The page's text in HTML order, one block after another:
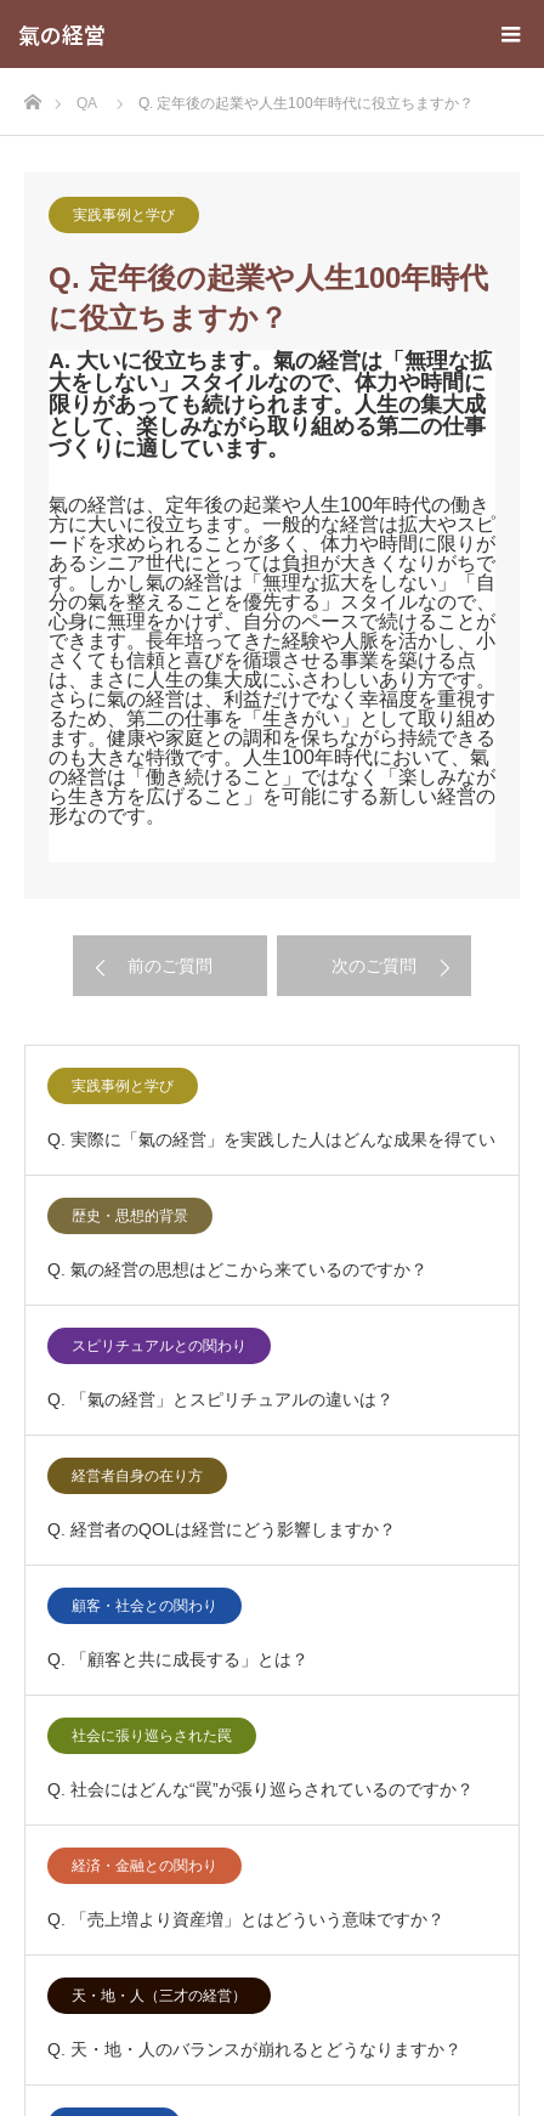
氣の経営
ホームQA Q. 定年後の起業や人生100年時代に役立ちますか？
実践事例と学び
Q. 定年後の起業や人生100年時代
に役立ちますか？
A. 大いに役立ちます。氣の経営は「無理な拡
大をしない」スタイルなので、体力や時間に
限りがあっても続けられます。人生の集大成
として、楽しみながら取り組める第二の仕事
づくりに適しています。
氣の経営は、定年後の起業や人生100年時代の働き
方に大いに役立ちます。一般的な経営は拡大やスピ
ードを求められることが多く、体力や時間に限りが
あるシニア世代にとっては負担が大きくなりがちで
す。しかし氣の経営は「無理な拡大をしない」「自
分の氣を整えることを優先する」スタイルなので、
心身に無理をかけず、自分のペースで続けることが
できます。長年培ってきた経験や人脈を活かし、小
さくても信頼と喜びを循環させる事業を築ける点
は、まさに人生の集大成にふさわしいあり方です。
さらに氣の経営は、利益だけでなく幸福度を重視す
るため、第二の仕事を「生きがい」として取り組め
ます。健康や家庭との調和を保ちながら持続できる
のも大きな特徴です。人生100年時代において、氣
の経営は「働き続けること」ではなく「楽しみなが
ら生き方を広げること」を可能にする新しい経営の
形なのです。
前のご質問 次のご質問
実践事例と学び
Q. 実際に「氣の経営」を実践した人はどんな成果を得てい
ますか？
歴史・思想的背景
Q. 氣の経営の思想はどこから来ているのですか？
スピリチュアルとの関わり
Q. 「氣の経営」とスピリチュアルの違いは？
経営者自身の在り方
Q. 経営者のQOLは経営にどう影響しますか？
顧客・社会との関わり
Q. 「顧客と共に成長する」とは？
社会に張り巡らされた罠
Q. 社会にはどんな“罠”が張り巡らされているのですか？
経済・金融との関わり
Q. 「売上増より資産増」とはどういう意味ですか？
天・地・人（三才の経営）
Q. 天・地・人のバランスが崩れるとどうなりますか？